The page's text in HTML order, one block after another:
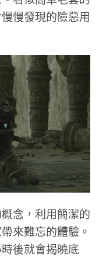
慢發現的險惡用
念，利用簡潔的
來難忘的體驗。
後就會揭曉底